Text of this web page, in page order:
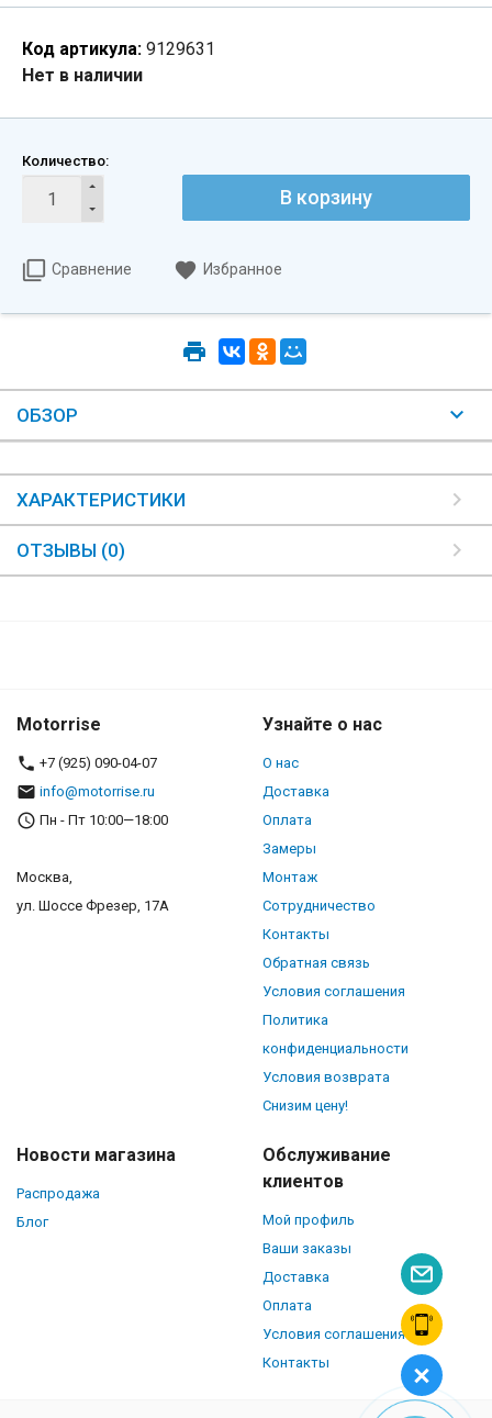
Код артикула: 9129631
Нет в наличии
Количество:
В корзину
Сравнение Избранное
ОБЗОР
ХАРАКТЕРИСТИКИ
ОТЗЫВЫ (0)
Motorrise
+7 (925) 090-04-07
info@motorrise.ru
Пн - Пт 10:00—18:00
Москва,
ул. Шоссе Фрезер, 17А
Узнайте о нас
О нас
Доставка
Оплата
Замеры
Монтаж
Сотрудничество
Контакты
Обратная связь
Условия соглашения
Политика
конфиденциальности
Условия возврата
Снизим цену!
Новости магазина
Распродажа
Блог
Обслуживание
клиентов
Мой профиль
Ваши заказы
Доставка
Оплата
Условия соглашения
Контакты